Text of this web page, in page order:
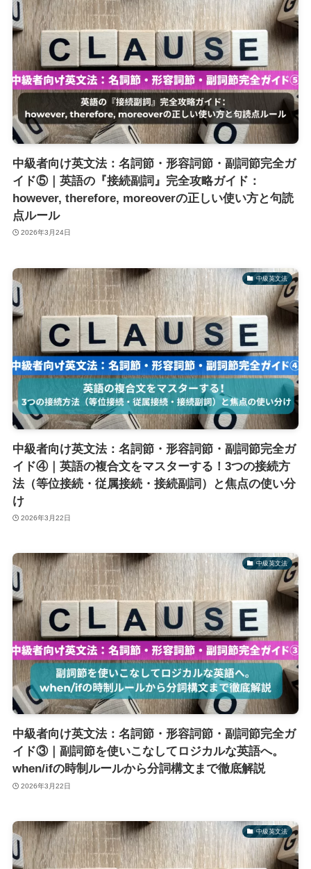
中級者向け英文法：名詞節・形容詞節・副詞節完全ガ
イド⑤｜英語の『接続副詞』完全攻略ガイド：
however, therefore, moreoverの正しい使い方と句読
点ルール
2026年3月24日
中級英文法
中級者向け英文法：名詞節・形容詞節・副詞節完全ガ
イド④｜英語の複合文をマスターする！3つの接続方
法（等位接続・従属接続・接続副詞）と焦点の使い分
け
2026年3月22日
中級英文法
中級者向け英文法：名詞節・形容詞節・副詞節完全ガ
イド③｜副詞節を使いこなしてロジカルな英語へ。
when/ifの時制ルールから分詞構文まで徹底解説
2026年3月22日
中級英文法